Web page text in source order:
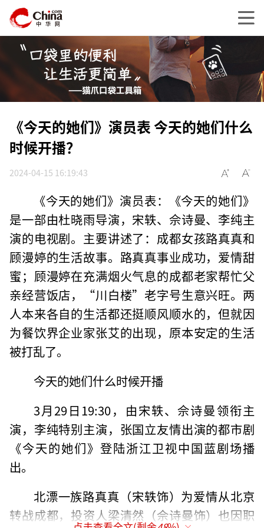
《今天的她们》演员表 今天的她们什么
时候开播？
2024-04-15 16:19:43
《今天的她们》演员表：《今天的她们》
是一部由杜晓雨导演，宋轶、佘诗曼、李纯主
演的电视剧。主要讲述了：成都女孩路真真和
顾漫婷的生活故事。路真真事业成功，爱情甜
蜜；顾漫婷在充满烟火气息的成都老家帮忙父
亲经营饭店，“川白楼”老字号生意兴旺。两
人本来各自的生活都还挺顺风顺水的，但就因
为餐饮界企业家张艾的出现，原本安定的生活
被打乱了。
今天的她们什么时候开播
3月29日19:30，由宋轶、佘诗曼领衔主
演，李纯特别主演，张国立友情出演的都市剧
《今天的她们》登陆浙江卫视中国蓝剧场播
出。
北漂一族路真真（宋轶饰）为爱情从北京
转战成都，投资人梁清然（佘诗曼饰）也因职